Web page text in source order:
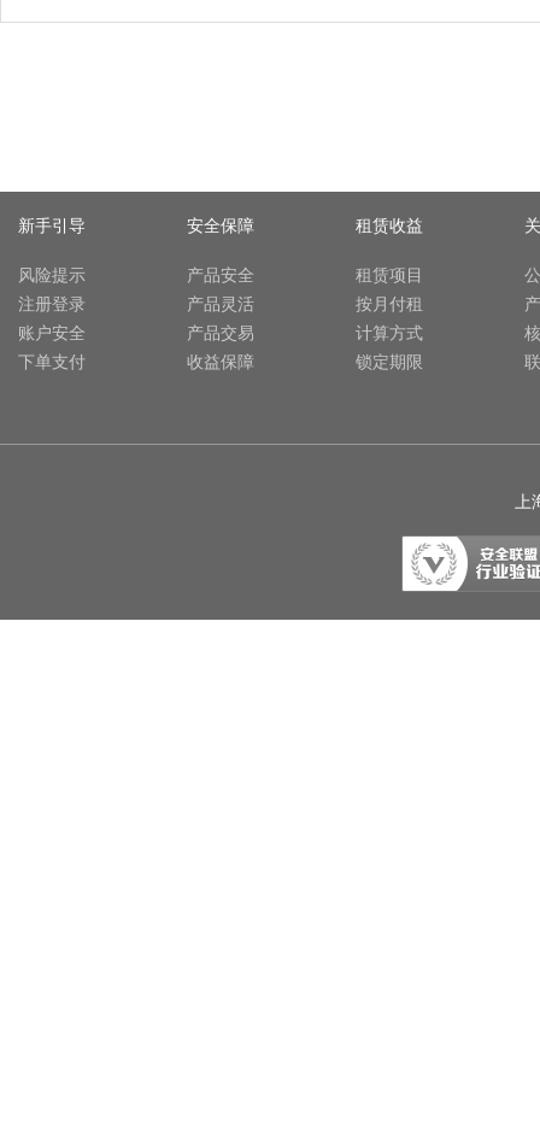
新手引导
风险提示
注册登录
账户安全
下单支付
安全保障
产品安全
产品灵活
产品交易
收益保障
租赁收益
租赁项目
按月付租
计算方式
锁定期限